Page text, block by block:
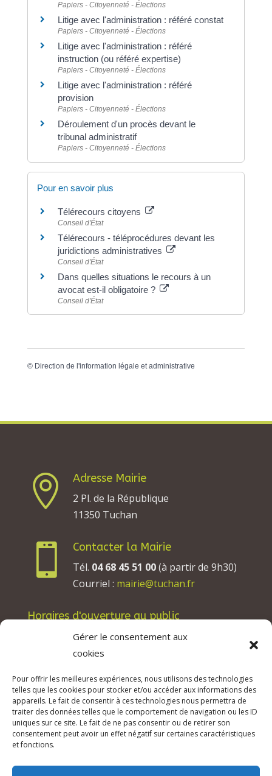
Gérer le consentement aux
cookies
Pour offrir les meilleures expériences, nous utilisons des technologies
telles que les cookies pour stocker et/ou accéder aux informations des
appareils. Le fait de consentir à ces technologies nous permettra de
traiter des données telles que le comportement de navigation ou les ID
uniques sur ce site. Le fait de ne pas consentir ou de retirer son
consentement peut avoir un effet négatif sur certaines caractéristiques
et fonctions.
Papiers - Citoyenneté - Élections
Litige avec l'administration : référé constat
Papiers - Citoyenneté - Élections
Litige avec l'administration : référé
instruction (ou référé expertise)
Papiers - Citoyenneté - Élections
Litige avec l'administration : référé
provision
Papiers - Citoyenneté - Élections
Déroulement d'un procès devant le
tribunal administratif
Papiers - Citoyenneté - Élections
Pour en savoir plus
Télérecours citoyens
Conseil d'État
Télérecours - téléprocédures devant les
juridictions administratives
Conseil d'État
Dans quelles situations le recours à un
avocat est-il obligatoire ?
Conseil d'État
© Direction de l'information légale et administrative

Adresse Mairie
2 Pl. de la République
11350 Tuchan

Contacter la Mairie
Tél. 04 68 45 51 00(à partir de 9h30)
Courriel : mairie@tuchan.fr
Horaires d'ouverture au public
Les lundis, mardis et jeudis : de 8h à 12h et de
13h30 à 17h30.
Les vendredis : de 8h à 12h.
© 2026 Mairie de Tuchan | Site Internet réalisé